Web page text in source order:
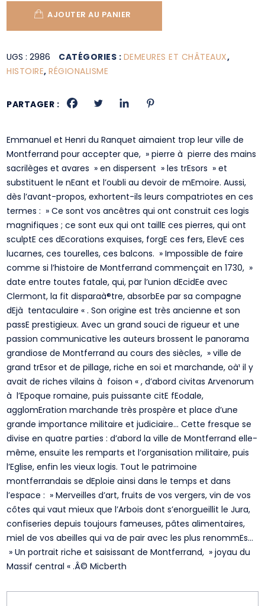
AJOUTER AU PANIER
UGS :2986 CATÉGORIES : DEMEURES ET CHÂTEAUX,
HISTOIRE,RÉGIONALISME
PARTAGER :
Emmanuel et Henri du Ranquet aimaient trop leur ville de
Montferrand pour accepter que, » pierre à pierre des mains
sacrilèges et avares » en dispersent » les trEsors » et
substituent le nEant et l’oubli au devoir de mEmoire. Aussi,
dès l’avant-propos, exhortent-ils leurs compatriotes en ces
termes : » Ce sont vos ancêtres qui ont construit ces logis
magnifiques ; ce sont eux qui ont taillE ces pierres, qui ont
sculptE ces dEcorations exquises, forgE ces fers, ElevE ces
lucarnes, ces tourelles, ces balcons. » Impossible de faire
comme si l’histoire de Montferrand commençait en 1730, »
date entre toutes fatale, qui, par l’union dEcidEe avec
Clermont, la fit disparaà®tre, absorbEe par sa compagne
dEjà tentaculaire « . Son origine est très ancienne et son
passE prestigieux. Avec un grand souci de rigueur et une
passion communicative les auteurs brossent le panorama
grandiose de Montferrand au cours des siècles, » ville de
grand trEsor et de pillage, riche en soi et marchande, oà¹ il y
avait de riches vilains à foison « , d’abord civitas Arvenorum
à l’Epoque romaine, puis puissante citE fEodale,
agglomEration marchande très prospère et place d’une
grande importance militaire et judiciaire… Cette fresque se
divise en quatre parties : d’abord la ville de Montferrand elle-
même, ensuite les remparts et l’organisation militaire, puis
l’Eglise, enfin les vieux logis. Tout le patrimoine
montferrandais se dEploie ainsi dans le temps et dans
l’espace : » Merveilles d’art, fruits de vos vergers, vin de vos
côtes qui vaut mieux que l’Arbois dont s’enorgueillit le Jura,
confiseries depuis toujours fameuses, pâtes alimentaires,
miel de vos abeilles qui va de pair avec les plus renommEs…
» Un portrait riche et saisissant de Montferrand, » joyau du
Massif central « .Â© Micberth